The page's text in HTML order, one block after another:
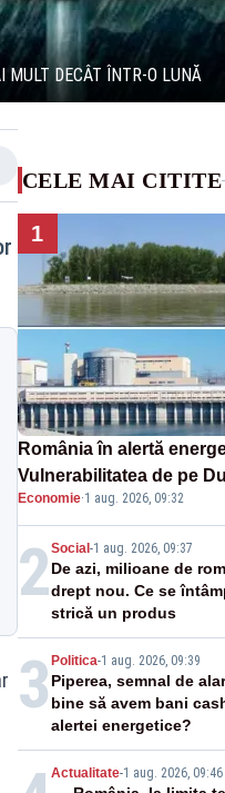
MULT DECÂT ÎNTR-O LUNĂ
CELE MAI CITITE
1
România în alertă
Vulnerabilitatea de pe
pune în pericol Centrala
cunoscută de pe
Economie·1 aug. 2026, 09:32
2Social -1 aug. 2026, 09:37
De azi, milioane de
drept nou. Ce se
strică un produs
3 Politica-1 aug. 2026, 09:39
Piperea, semnal de
bine să avem bani
alertei energetice?
Actualitate-1 aug. 2026, 09:46